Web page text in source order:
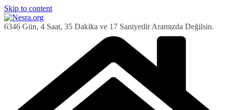
Skip to content
6346 Gün, 4 Saat, 35 Dakika ve 18 Saniyedir Aramızda Değilsin.